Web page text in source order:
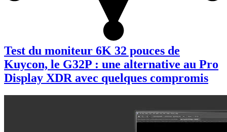
Test du moniteur 6K 32 pouces de
Kuycon, le G32P : une alternative au Pro
Display XDR avec quelques compromis